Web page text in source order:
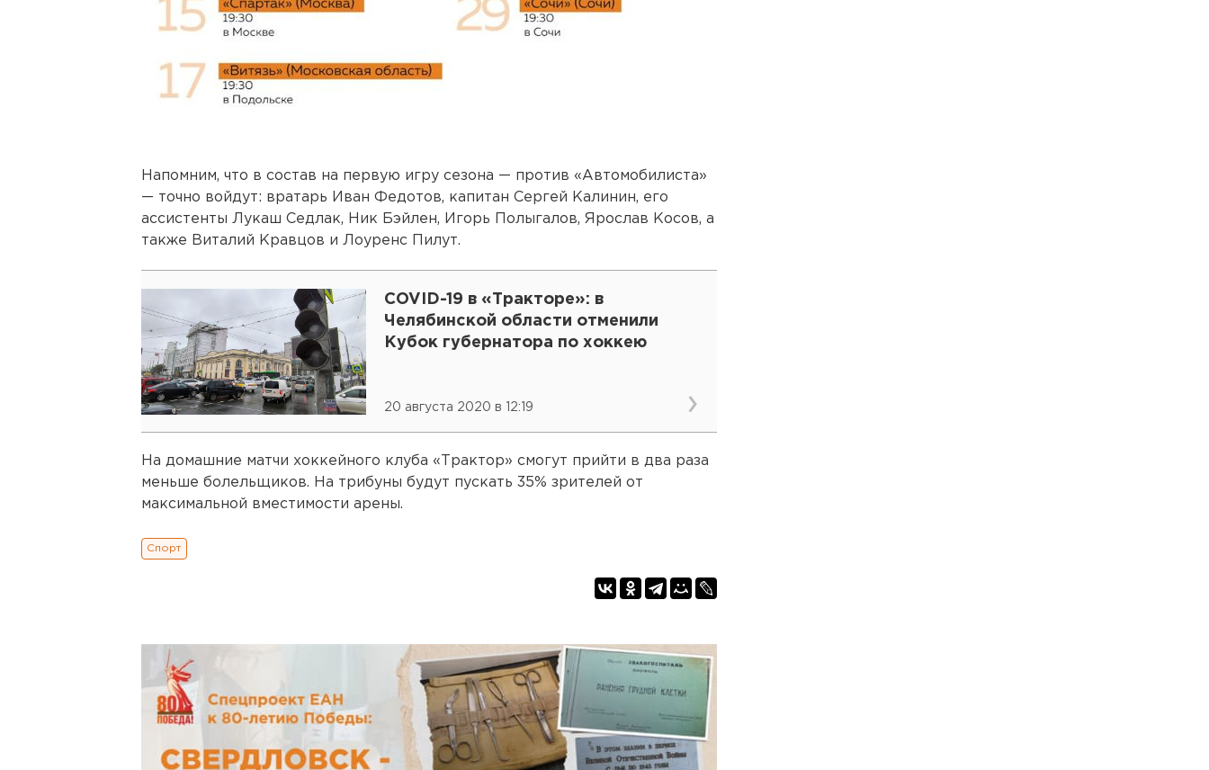
Напомним, что в состав на первую игру сезона — против «Автомобилиста»
— точно войдут: вратарь Иван Федотов, капитан Сергей Калинин, его
ассистенты Лукаш Седлак, Ник Бэйлен, Игорь Полыгалов, Ярослав Косов, а
также Виталий Кравцов и Лоуренс Пилут.
COVID-19 в «Тракторе»: в
Челябинской области отменили
Кубок губернатора по хоккею
20 августа 2020 в 12:19
На домашние матчи хоккейного клуба «Трактор» смогут прийти в два раза
меньше болельщиков. На трибуны будут пускать 35% зрителей от
максимальной вместимости арены.
Спорт